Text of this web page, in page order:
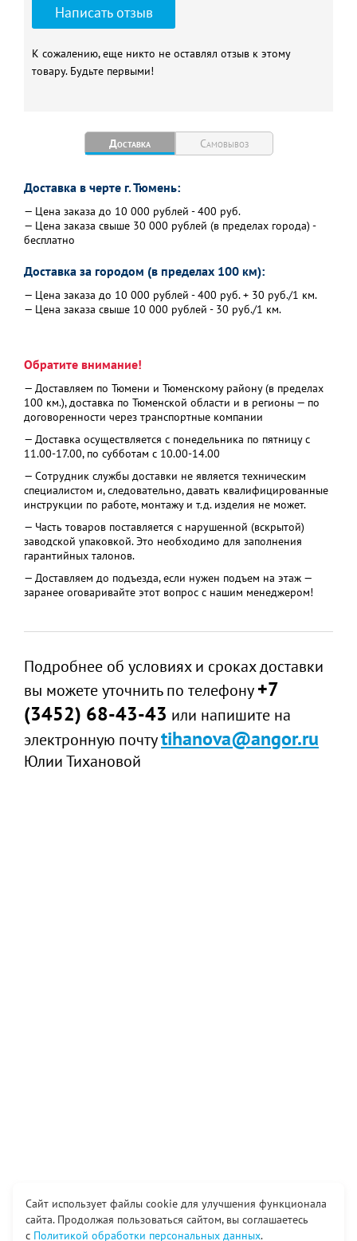
Написать отзыв
К сожалению, еще никто не оставлял отзыв к этому
товару. Будьте первыми!
Доставка Самовывоз
Доставка в черте г. Тюмень:
— Цена заказа до 10 000 рублей - 400 руб.
— Цена заказа свыше 30 000 рублей (в пределах города) -
бесплатно
Доставка за городом (в пределах 100 км):
— Цена заказа до 10 000 рублей - 400 руб. + 30 руб./1 км.
— Цена заказа свыше 10 000 рублей - 30 руб./1 км.
Обратите внимание!
— Доставляем по Тюмени и Тюменскому району (в пределах
100 км.), доставка по Тюменской области и в регионы — по
договоренности через транспортные компании
— Доставка осуществляется с понедельника по пятницу с
11.00-17.00, по субботам с 10.00-14.00
— Сотрудник службы доставки не является техническим
специалистом и, следовательно, давать квалифицированные
инструкции по работе, монтажу и т.д. изделия не может.
— Часть товаров поставляется с нарушенной (вскрытой)
заводской упаковкой. Это необходимо для заполнения
гарантийных талонов.
— Доставляем до подъезда, если нужен подъем на этаж —
заранее оговаривайте этот вопрос с нашим менеджером!
Подробнее об условиях и сроках доставки
вы можете уточнить по телефону+7
(3452) 68-43-43 или напишите на
электронную почтуtihanova@angor.ru
Юлии Тихановой
Сайт использует файлы cookie для улучшения функционала
сайта. Продолжая пользоваться сайтом, вы соглашаетесь
с Политикой обработки персональных данных.